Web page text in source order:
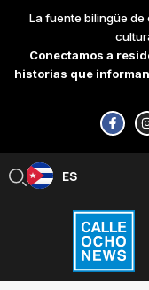
content
La fuente bilingüe de
Conectamos a
historias que
F
a
c
e
-
f
I
t
ES
EN